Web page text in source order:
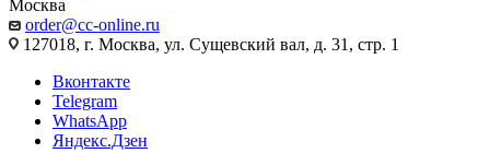
Москва
order@cc-online.ru
127018, г. Москва, ул. Сущевский вал, д. 31, стр. 1
Вконтакте
Telegram
WhatsApp
Яндекс.Дзен